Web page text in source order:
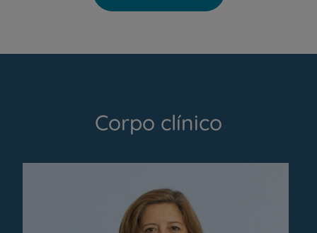
Corpo clínico